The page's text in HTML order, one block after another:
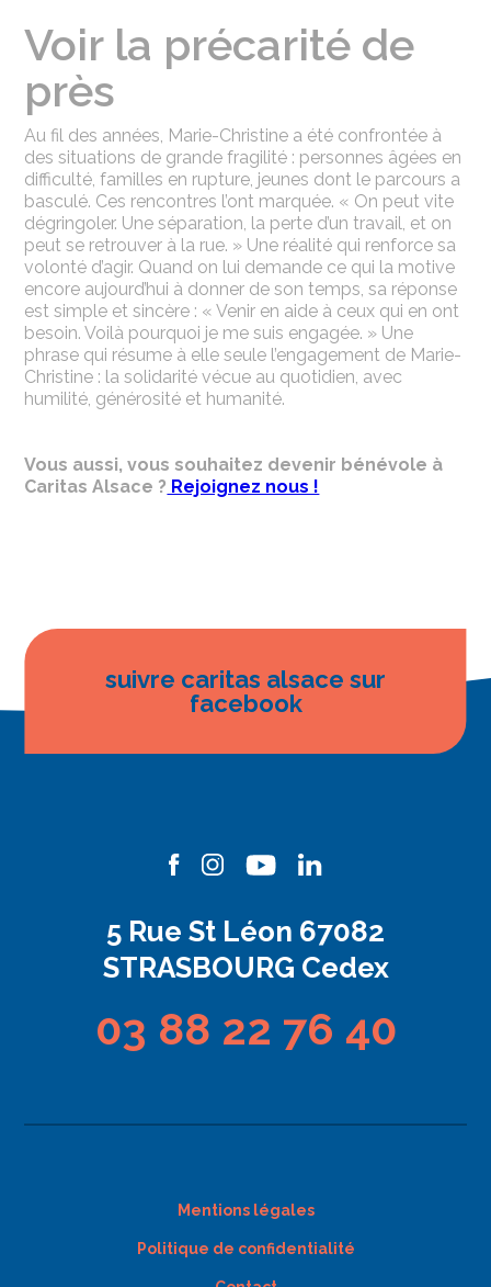
Voir la précarité de
près
Au fil des années, Marie-Christine a été confrontée à
des situations de grande fragilité : personnes âgées en
difficulté, familles en rupture, jeunes dont le parcours a
basculé. Ces rencontres l’ont marquée. « On peut vite
dégringoler. Une séparation, la perte d’un travail, et on
peut se retrouver à la rue. » Une réalité qui renforce sa
volonté d’agir. Quand on lui demande ce qui la motive
encore aujourd’hui à donner de son temps, sa réponse
est simple et sincère : « Venir en aide à ceux qui en ont
besoin. Voilà pourquoi je me suis engagée. » Une
phrase qui résume à elle seule l’engagement de Marie-
Christine : la solidarité vécue au quotidien, avec
humilité, générosité et humanité.
Vous aussi, vous souhaitez devenir bénévole à
Caritas Alsace ? Rejoignez nous !
suivre caritas alsace sur
facebook
5 Rue St Léon 67082
STRASBOURG Cedex
03 88 22 76 40
Mentions légales
Politique de confidentialité